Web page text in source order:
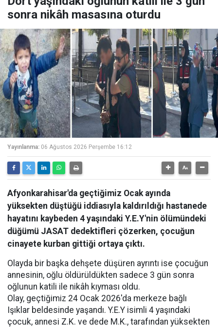
sonra nikâh masasına oturdu
Yayınlanma: 06 Ağustos 2026 Perşembe 16:12
Afyonkarahisar'da geçtiğimiz Ocak ayında
yüksekten düştüğü iddiasıyla kaldırıldığı hastanede
hayatını kaybeden 4 yaşındaki Y.E.Y'nin ölümündeki
düğümü JASAT dedektifleri çözerken, çocuğun
cinayete kurban gittiği ortaya çıktı.
Olayda bir başka dehşete düşüren ayrıntı ise çocuğun
annesinin, oğlu öldürüldükten sadece 3 gün sonra
oğlunun katili ile nikâh kıyması oldu.
Olay, geçtiğimiz 24 Ocak 2026'da merkeze bağlı
Işıklar beldesinde yaşandı. Y.E.Y isimli 4 yaşındaki
çocuk, annesi Z.K. ve dede M.K., tarafından yüksekten